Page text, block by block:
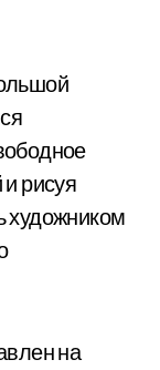
рисуя
художником
на